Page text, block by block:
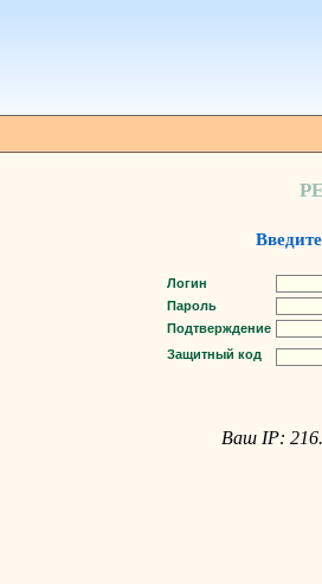
Логин
Пароль
Подтверждение
Защитный код
Ваш IP: